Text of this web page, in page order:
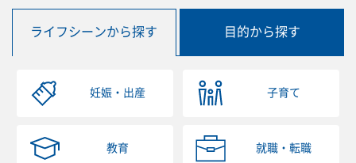
ライフシーンから探す 目的から探す
妊娠・出産 子育て
教育 就職・転職